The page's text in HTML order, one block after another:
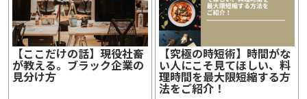
【ここだけの話】現役社畜
が教える。ブラック企業の
見分け方
【究極の時短術】時間がな
い人にこそ見てほしい、料
理時間を最大限短縮する方
法をご紹介！